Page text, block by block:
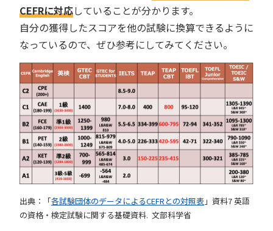
CEFRに対応していることが分かります。
自分の獲得したスコアを他の試験に換算できるように
なっているので、ぜひ参考にしてみてください。
出典：「各試験団体のデータによるCEFRとの対照表 」資料7 英語
の資格・検定試験に関する基礎資料. 文部科学省